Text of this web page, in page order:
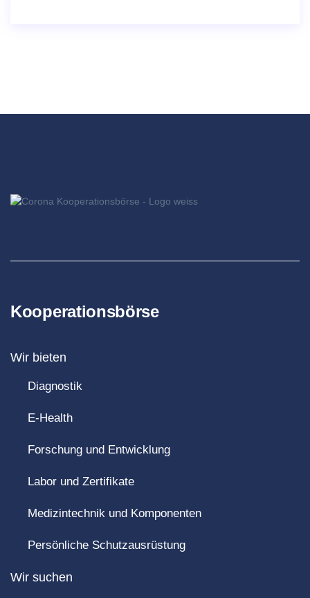
Kooperationsbörse
Wir bieten
Diagnostik
E-Health
Forschung und Entwicklung
Labor und Zertifikate
Medizintechnik und Komponenten
Persönliche Schutzausrüstung
Wir suchen